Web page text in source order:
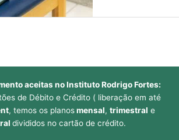
aceitas no Instituto Rodrigo Fortes:
de Débito e Crédito ( liberação em até
, temos os planosmensal, trimestral e
divididos no cartão de crédito.